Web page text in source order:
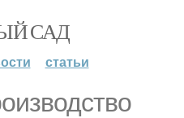
САД
статьи